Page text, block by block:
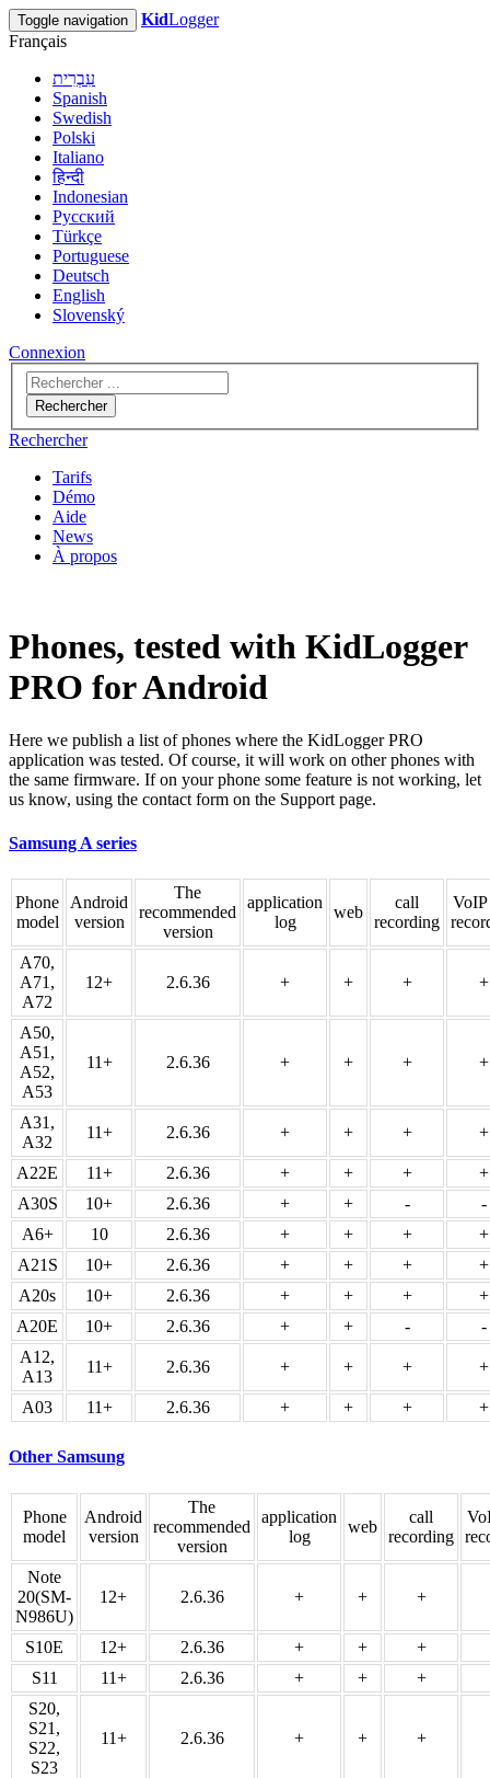
Toggle navigation KidLogger
Français
עִבְרִית
Spanish
Swedish
Polski
Italiano
हिन्दी
Indonesian
Русский
Türkçe
Portuguese
Deutsch
English
Slovenský
Connexion
Rechercher
Rechercher
Tarifs
Démo
Aide
News
À propos
Phones, tested with KidLogger
PRO for Android
Here we publish a list of phones where the KidLogger PRO
application was tested. Of course, it will work on other phones with
the same firmware. If on your phone some feature is not working, let
us know, using the contact form on the Support page.
Samsung A series
Phone
model
Android
version
The
recommended
version
application
log
web
call
recording
A70,
A71,
A72
12+ 2.6.36 + + + +
A50,
A51,
A52,
A53
11+ 2.6.36 + + + +
A31,
A32
11+ 2.6.36 + + + +
A22E 11+ 2.6.36 + + +
+
A30S
10+ 2.6.36 + + -
-
A6+
10 2.6.36 + + +
+
A21S
10+ 2.6.36 + + +
+
A20s
10+ 2.6.36 + + +
+
A20E
10+ 2.6.36 + + -
-
A12,
A13
11+ 2.6.36 + + + +
A03 11+ 2.6.36 + + + +
Other Samsung
Phone
model
Android
version
The
recommended
version
application
log
web
call
recording
Note
20(SM-
N986U)
12+ 2.6.36 + + +
S10E 12+ 2.6.36 + +
+
S11
11+ 2.6.36 + +
+
S20,
S21,
S22,
S23
11+ 2.6.36 + + +